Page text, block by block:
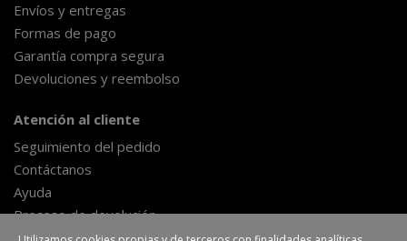
Envíos y entregas
Formas de pago
Garantía compra segura
Devoluciones y reembolso
Atención al cliente
Seguimiento del pedido
Contáctanos
Ayuda
Proceso de devolución
Formulario de desestimiento